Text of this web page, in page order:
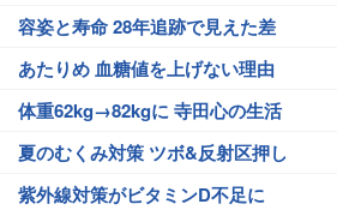
容姿と寿命 28年追跡で見えた差
あたりめ 血糖値を上げない理由
体重62kg→82kgに 寺田心の生活
夏のむくみ対策 ツボ&反射区押し
紫外線対策がビタミンD不足に